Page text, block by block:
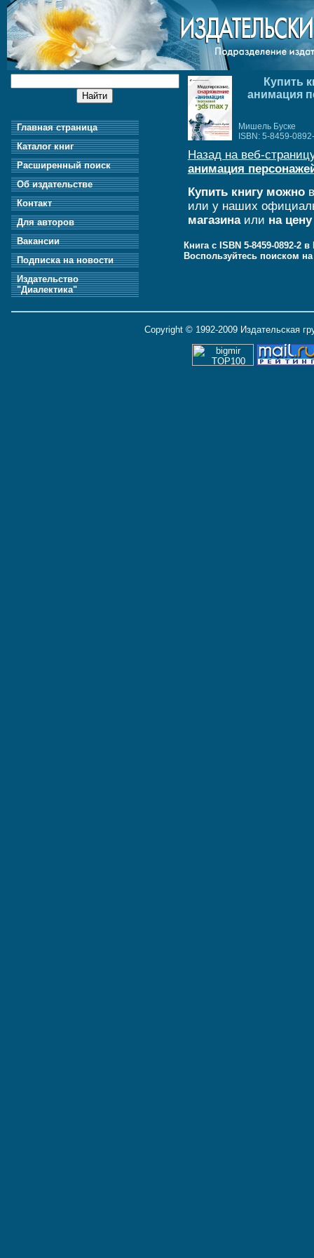
Главная страница
Каталог книг
Расширенный поиск
Об издательстве
Контакт
Для авторов
Вакансии
Подписка на новости
Издательство
"Диалектика"
Купить
анимация
Мишель Буске
ISBN: 5-8459-
Назад на веб-
анимация
Купить книгу можнов
или у наших
магазинаили на
Книга с ISBN 5-8459-0892-2
Воспользуйтесь поиском
Copyright © 1992-2009 Издательская